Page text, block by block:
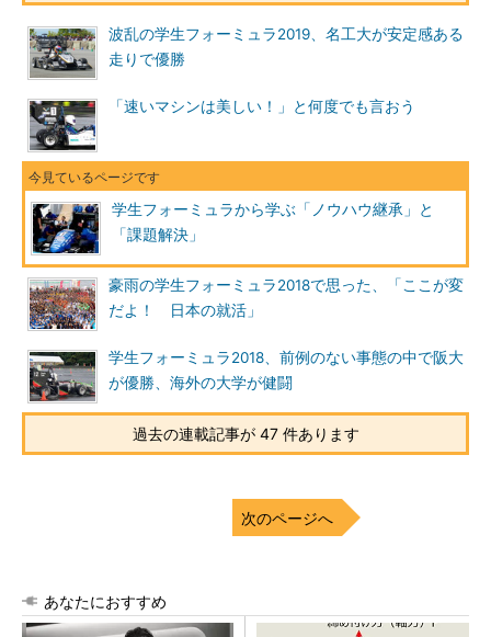
波乱の学生フォーミュラ2019、名工大が安定感ある
走りで優勝
「速いマシンは美しい！」と何度でも言おう
学生フォーミュラから学ぶ「ノウハウ継承」と
「課題解決」
豪雨の学生フォーミュラ2018で思った、「ここが変
だよ！ 日本の就活」
学生フォーミュラ2018、前例のない事態の中で阪大
が優勝、海外の大学が健闘
過去の連載記事が 47 件あります
次のページへ
あなたにおすすめ